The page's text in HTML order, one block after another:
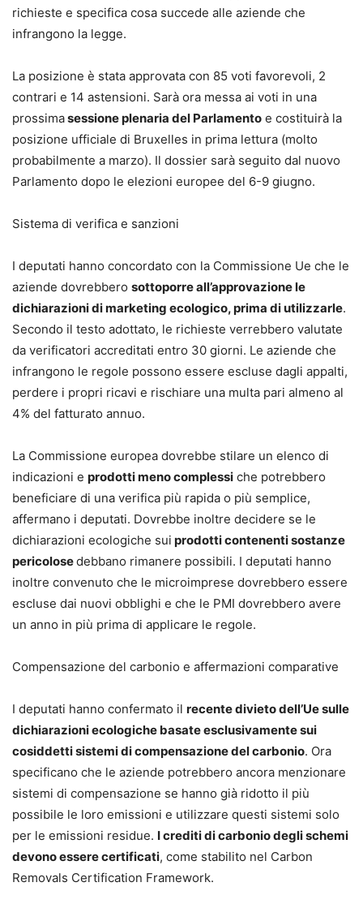
richieste e specifica cosa succede alle aziende che
infrangono la legge.
La posizione è stata approvata con 85 voti favorevoli, 2
contrari e 14 astensioni. Sarà ora messa ai voti in una
prossimasessione plenaria del Parlamento e costituirà la
posizione ufficiale di Bruxelles in prima lettura (molto
probabilmente a marzo). Il dossier sarà seguito dal nuovo
Parlamento dopo le elezioni europee del 6-9 giugno.
Sistema di verifica e sanzioni
I deputati hanno concordato con la Commissione Ue che le
aziende dovrebbero sottoporre all’approvazione le
dichiarazioni di marketing ecologico, prima di utilizzarle.
Secondo il testo adottato, le richieste verrebbero valutate
da verificatori accreditati entro 30 giorni. Le aziende che
infrangono le regole possono essere escluse dagli appalti,
perdere i propri ricavi e rischiare una multa pari almeno al
4% del fatturato annuo.
La Commissione europea dovrebbe stilare un elenco di
indicazioni e prodotti meno complessi che potrebbero
beneficiare di una verifica più rapida o più semplice,
affermano i deputati. Dovrebbe inoltre decidere se le
dichiarazioni ecologiche sui prodotti contenenti sostanze
pericolosedebbano rimanere possibili. I deputati hanno
inoltre convenuto che le microimprese dovrebbero essere
escluse dai nuovi obblighi e che le PMI dovrebbero avere
un anno in più prima di applicare le regole.
Compensazione del carbonio e affermazioni comparative
I deputati hanno confermato il recente divieto dell’Ue sulle
dichiarazioni ecologiche basate esclusivamente sui
cosiddetti sistemi di compensazione del carbonio. Ora
specificano che le aziende potrebbero ancora menzionare
sistemi di compensazione se hanno già ridotto il più
possibile le loro emissioni e utilizzare questi sistemi solo
per le emissioni residue. I crediti di carbonio degli schemi
devono essere certificati, come stabilito nel Carbon
Removals Certification Framework.